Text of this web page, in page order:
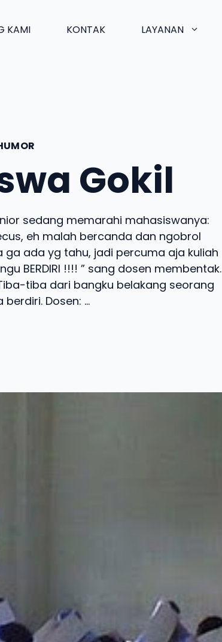
KAMI KONTAK LAYANAN
Gokil
sedang memarahi mahasiswanya:
eh malah bercanda dan ngobrol
ga ada yg tahu, jadi percuma aja kuliah
BERDIRI !!!! ” sang dosen membentak.
tiba dari bangku belakang seorang
Dosen: ...